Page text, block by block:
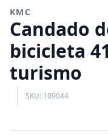
KMC
Candado
bicicleta
turismo
SKU: 109044